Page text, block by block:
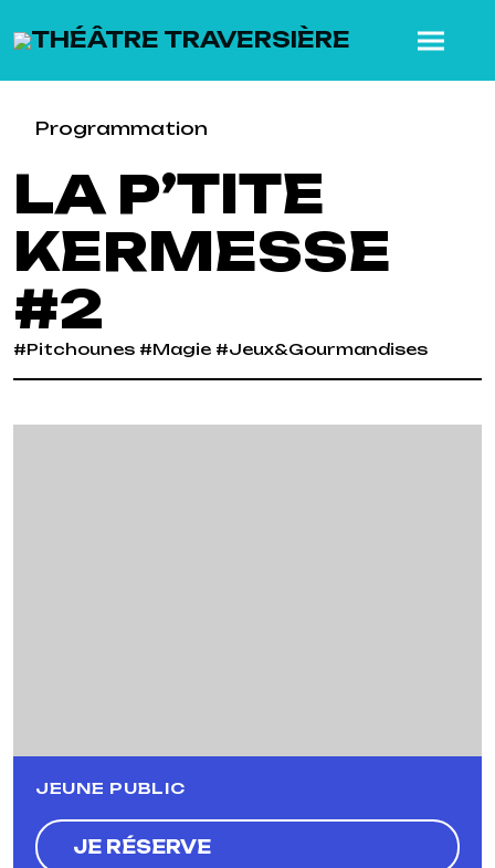
Programmation
LA P’TITE
KERMESSE
#2
#Pitchounes #Magie #Jeux&Gourmandises
JEUNE PUBLIC
JE RÉSERVE